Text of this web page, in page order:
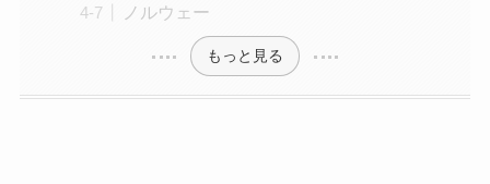
ノルウェー
もっと見る